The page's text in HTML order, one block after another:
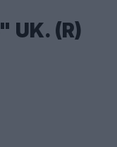
UK. (R)